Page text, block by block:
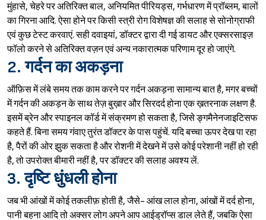
मुंहासे, चेहरे पर अतिरिक्त बाल, अनियमित पीरियड्स, गर्भधारण में प्रॉब्लम, बालों
का गिरना आदि. ऐसा होने पर किसी स्त्री रोग विशेषज्ञ की सलाह से सोनोग्राफी
एवं कुछ टेस्ट करवाएं. सही दवाइयां, डॉक्टर द्वारा दी गई डायट और एक्सरसाइज़
फॉलो करने से अतिरिक्त वज़न एवं अन्य नकारात्मक परिणाम दूर हो जाएंगे.
2. गर्दन का अकड़ना
ऑफ़िस में लंबे समय तक काम करने पर गर्दन अकड़ना सामान्य बात है, मगर बच्चों
में गर्दन की अकड़न के साथ तेज़ बुख़ार और सिरदर्द होना एक ख़तरनाक लक्षण है.
इसमें ब्रेन और स्पाइनल कॉर्ड में संक्रमण हो सकता है, जिसे ङ्गमैनेनजाइटिसफ
कहते हैं. बिना समय गंवाए तुरंत डॉक्टर के पास पहुंचें. यदि बच्चा ऊपर देख पा रहा
है, पैरों की ओर झुक सकता है और रोशनी में देखने में उसे कोई परेशानी नहीं हो रही
है, तो उपरोक्त बीमारी नहीं है, पर डॉक्टर की सलाह अवश्य लें.
3. दृष्टि धुंधली होना
जब भी आंखों में कोई तकलीफ़ होती है, जैसे- आंख लाल होना, आंखों में दर्द होना,
पानी बहना आदि तो अक्सर लोग अपने आप आईड्रॉप्स डाल लेते हैं, जबकि ऐसा